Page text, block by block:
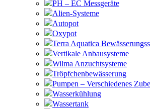
PH – EC Messgeräte
Alien-Systeme
Autopot
Oxypot
Terra Aquatica
Vertikale Anbausysteme
Wilma Anzuchtsysteme
Tröpfchenbewässerung
Pumpen – Verschiedenes
Wasserkühlung
Wassertank